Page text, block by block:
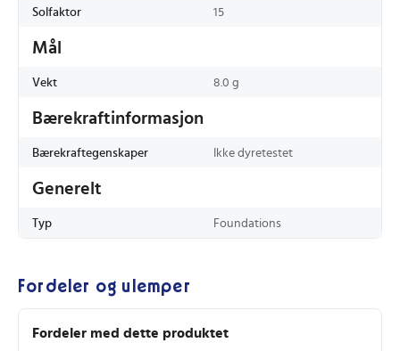
Solfaktor 15
Mål
Vekt 8.0 g
Bærekraftinformasjon
Bærekraftegenskaper Ikke dyretestet
Generelt
Typ Foundations
Fordeler og ulemper
Fordeler med dette produktet